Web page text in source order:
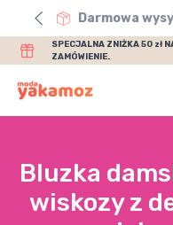
Darmowa
SPECJALNA ZNIŻKA 50 zł
ZAMÓWIENIE.
Bluzka
wiskozy z